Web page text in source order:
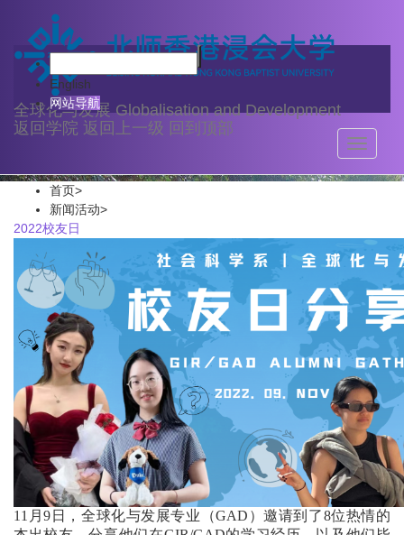
全球化与发展 Globalisation and Development
返回学院 返回上一级 回到顶部
English
网站导航
Toggle
首页>
新闻活动>
2022校友日
11月9日，全球化与发展专业（GAD）邀请到了8位热情的